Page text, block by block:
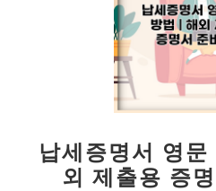
납세증명서 영
외 제출용 증